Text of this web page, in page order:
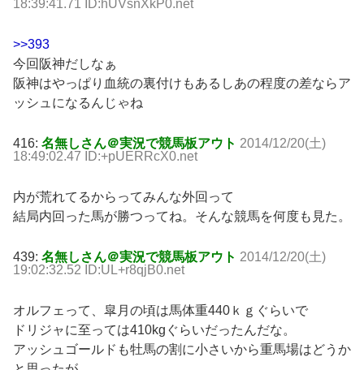
18:39:41.71 ID:hUVsnXkP0.net
>>393
今回阪神だしなぁ
阪神はやっぱり血統の裏付けもあるしあの程度の差ならア
ッシュになるんじゃね
416: 名無しさん＠実況で競馬板アウト 2014/12/20(土)
18:49:02.47 ID:+pUERRcX0.net
内が荒れてるからってみんな外回って
結局内回った馬が勝つってね。そんな競馬を何度も見た。
439: 名無しさん＠実況で競馬板アウト 2014/12/20(土)
19:02:32.52 ID:UL+r8qjB0.net
オルフェって、皐月の頃は馬体重440ｋｇぐらいで
ドリジャに至っては410kgぐらいだったんだな。
アッシュゴールドも牡馬の割に小さいから重馬場はどうか